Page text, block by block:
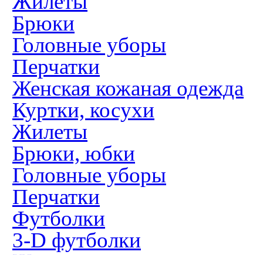
Брюки
Головные уборы
Перчатки
Женская кожаная одежда
Куртки, косухи
Жилеты
Брюки, юбки
Головные уборы
Перчатки
Футболки
3-D футболки